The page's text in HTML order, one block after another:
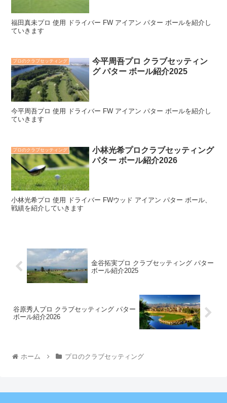
福田真未プロ 使用 ドライバー FW アイアン パター ボールを紹介し
ていきます
プロのクラブセッティング
今平周吾プロ クラブセッティン
グ パター ボール紹介2025
今平周吾プロ 使用 ドライバー FW アイアン パター ボールを紹介し
ていきます
プロのクラブセッティング
小林光希プロクラブセッティング
パター ボール紹介2026
小林光希プロ 使用 ドライバー FWウッド アイアン パター ボール、
戦績を紹介していきます
金谷拓実プロ クラブセッティング パター
ボール紹介2025
谷原秀人プロ クラブセッティング パター
ボール紹介2026
ホーム プロのクラブセッティング